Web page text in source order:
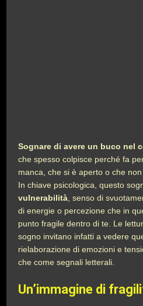
Sognare di avere un buco nel
che spesso colpisce perché fa
manca, che si è aperto o che
In chiave psicologica, questo
vulnerabilità , senso di
di energie o percezione che in
punto fragile dentro di te. Le
sogno invitano infatti a vedere
rielaborazione di emozioni e
che come segnali letterali.
Un’immagine di